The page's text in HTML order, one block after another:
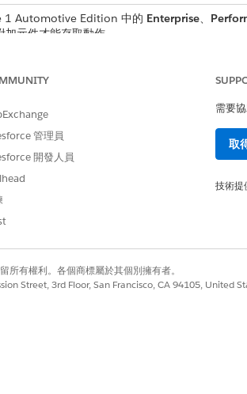
1 Automotive Edition 中的 Enterprise、
元件才能存取動作。
先使用必要的授權設定您的組織、準備資料記
用者。
,以自行處理車輛和客戶資產的銷售生命週期。
Cloud 網站上可供客戶使用。設定聊天與路
管理員
開發人員
需要
取
技術提
有權利。各個商標屬於其個別擁有者。
Street, 3rd Floor, San Francisco, CA 94105, United